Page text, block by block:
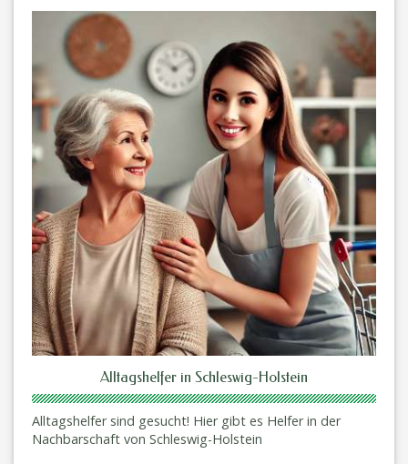
Alltagshelfer in Schleswig-Holstein
Alltagshelfer sind gesucht! Hier gibt es Helfer in der
Nachbarschaft von Schleswig-Holstein